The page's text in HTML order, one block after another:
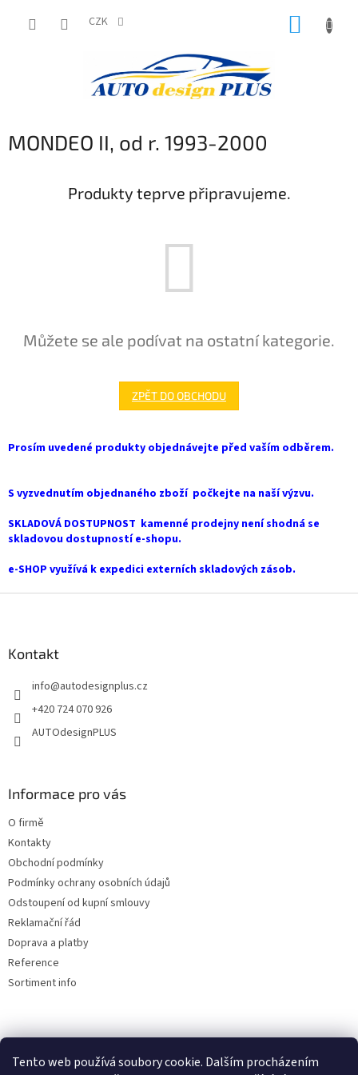
Tento web používá soubory cookie. Dalším procházením
CZK
MONDEO II, od r. 1993-2000
Produkty teprve připravujeme.
Můžete se ale podívat na ostatní kategorie.
ZPĚT DO OBCHODU
Prosím uvedené produkty objednávejte před vaším odběrem.
S vyzvednutím objednaného zboží počkejte na naší výzvu.
SKLADOVÁ DOSTUPNOST kamenné prodejny není shodná se
skladovou dostupností e-shopu.
e-SHOP využívá k expedici externích skladových zásob.
Kontakt
info@autodesignplus.cz
+420 724 070 926
AUTOdesignPLUS
Informace pro vás
O firmě
Kontakty
Obchodní podmínky
Podmínky ochrany osobních údajů
Odstoupení od kupní smlouvy
Reklamační řád
Doprava a platby
Reference
Sortiment info
Reklamační řád